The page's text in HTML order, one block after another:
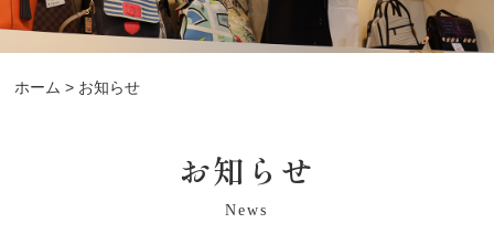
ホーム > お知らせ
お知らせ
News